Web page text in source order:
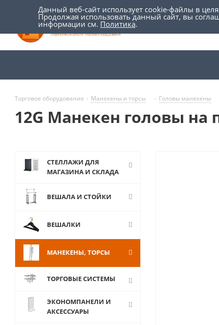
Торговое оборудование - Манекены и торсы - Головы манекены
12G Манекен головы на
СТЕЛЛАЖИ ДЛЯ
МАГАЗИНА И СКЛАДА
ВЕШАЛА И СТОЙКИ
ВЕШАЛКИ
МАНЕКЕНЫ, ТОРСЫ
ТОРГОВЫЕ СИСТЕМЫ
ЭКОНОМПАНЕЛИ И
АКСЕССУАРЫ
Данный веб-сайт использует cookie-файлы в
Продолжая использовать данный сайт, вы
информации см. Политика.